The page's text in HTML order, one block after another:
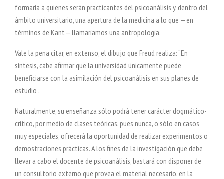
formaría a quienes serán practicantes del psicoanálisis y, dentro del
ámbito universitario, una apertura de la medicina a lo que —en
términos de Kant— llamaríamos una antropología.
Vale la pena citar, en extenso, el dibujo que Freud realiza: “En
síntesis, cabe afirmar que la universidad únicamente puede
beneficiarse con la asimilación del psicoanálisis en sus planes de
estudio .
Naturalmente, su enseñanza sólo podrá tener carácter dogmático-
crítico, por medio de clases teóricas, pues nunca, o sólo en casos
muy especiales, ofrecerá la oportunidad de realizar experimentos o
demostraciones prácticas. A los fines de la investigación que debe
llevar a cabo el docente de psicoanálisis, bastará con disponer de
un consultorio externo que provea el material necesario, en la